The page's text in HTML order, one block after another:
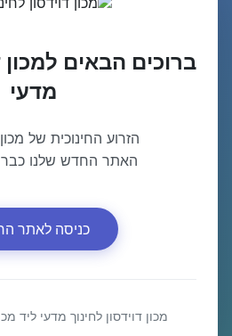
ברוכים הבאים למכון
מדעי
הזרוע החינוכית של
האתר החדש שלנו
כניסה לאתר
מכון דוידסון לחינוך מדעי ליד